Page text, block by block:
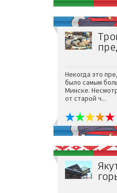
Некогда это
было самым
Минске.
от старой ч...